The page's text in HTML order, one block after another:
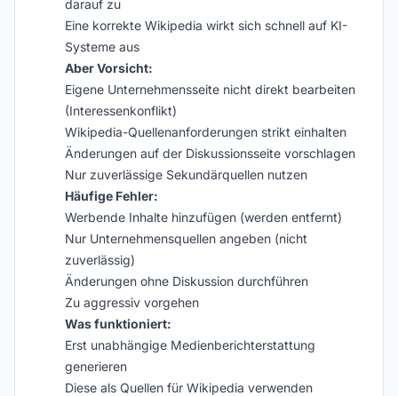
darauf zu
Eine korrekte Wikipedia wirkt sich schnell auf KI-
Systeme aus
Aber Vorsicht:
Eigene Unternehmensseite nicht direkt bearbeiten
(Interessenkonflikt)
Wikipedia-Quellenanforderungen strikt einhalten
Änderungen auf der Diskussionsseite vorschlagen
Nur zuverlässige Sekundärquellen nutzen
Häufige Fehler:
Werbende Inhalte hinzufügen (werden entfernt)
Nur Unternehmensquellen angeben (nicht
zuverlässig)
Änderungen ohne Diskussion durchführen
Zu aggressiv vorgehen
Was funktioniert:
Erst unabhängige Medienberichterstattung
generieren
Diese als Quellen für Wikipedia verwenden